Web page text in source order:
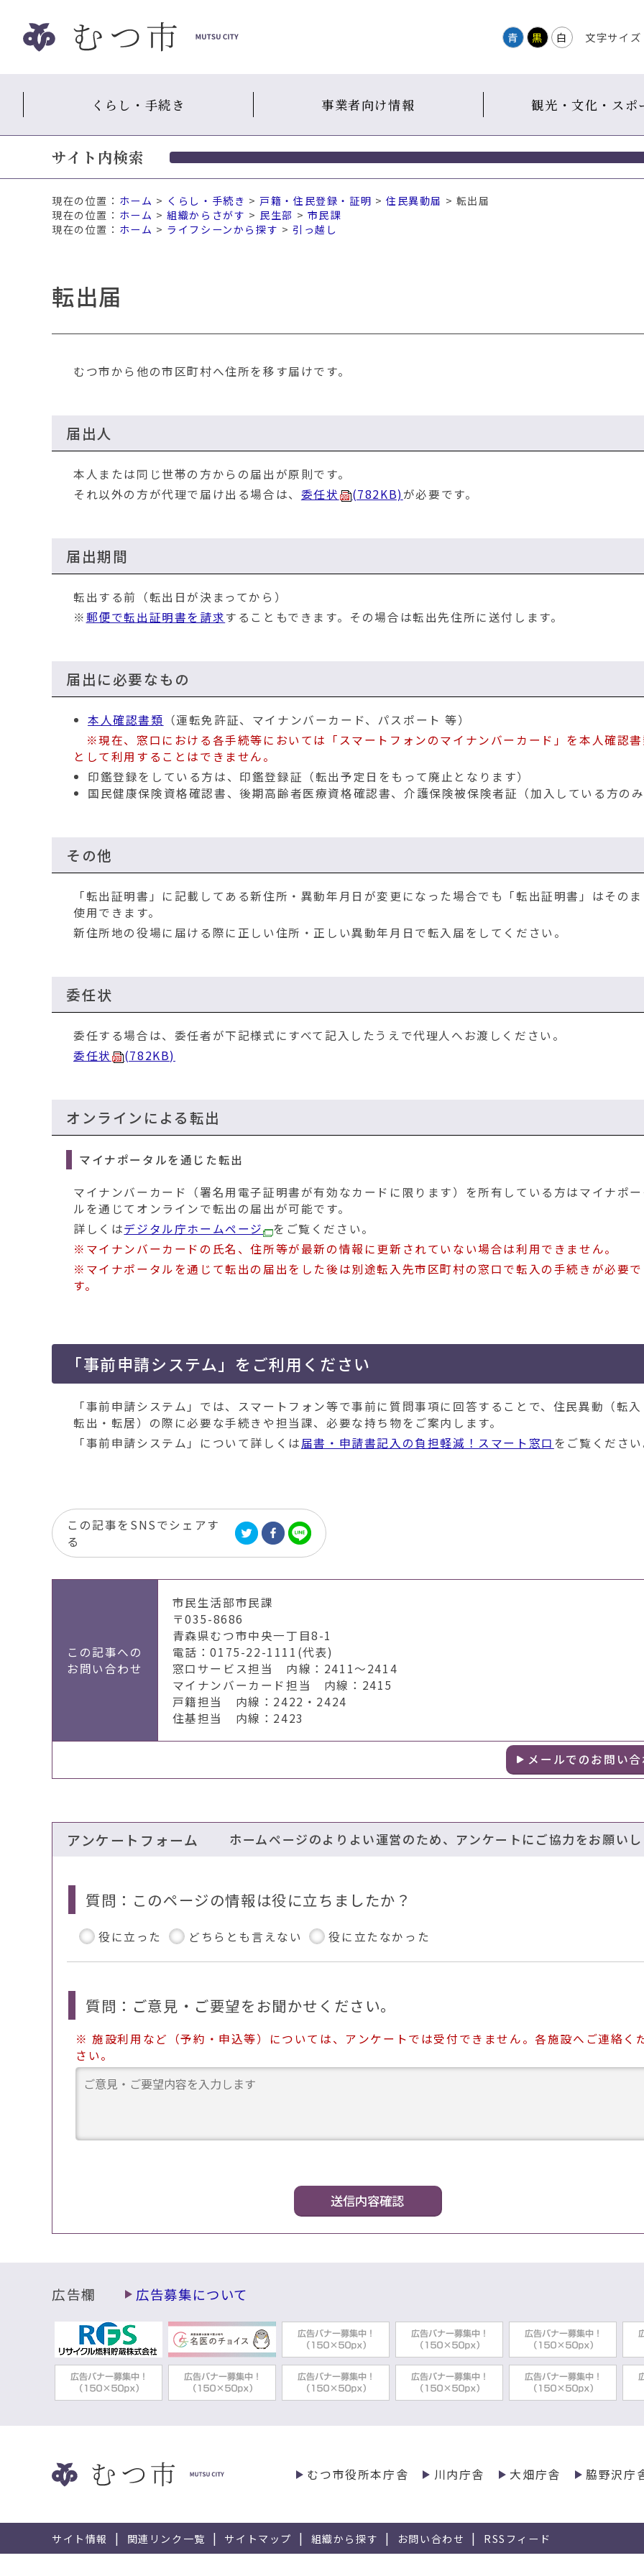
ッ
青 黒 白 文字サイズ
くらし・手続き 事業者向け情報 観光・文化・スポ
サイト内検索
現在の位置： ホーム > くらし・手続き > 戸籍・住民登録・証明 >住民異動届 > 転出届
ホーム >組織からさがす > 民生部 > 市民課
ホーム > ライフシーンから探す > 引っ越し
転出届
むつ市から他の市区町村へ住所を移す届けです。
届出人
本人または同じ世帯の方からの届出が原則です。
それ以外の方が代理で届け出る場合は、 委任状 (782KB)が必要です。
届出期間
転出する前（転出日が決まってから）
※郵便で転出証明書を請求することもできます。その場合は転出先住所に送付します。
届出に必要なもの
本人確認書類 （運転免許証、マイナンバーカード、パスポート 等）
※現在、窓口における各手続等においては「スマートフォンのマイナンバーカード」を本人確認
として利用することはできません。
印鑑登録をしている方は、印鑑登録証（転出予定日をもって廃止となります）
国民健康保険資格確認書、後期高齢者医療資格確認書、介護保険被保険者証（加入している方の
その他
「転出証明書」に記載してある新住所・異動年月日が変更になった場合でも「転出証明書」はその
使用できます。
新住所地の役場に届ける際に正しい住所・正しい異動年月日で転入届をしてください。
委任状
委任する場合は、委任者が下記様式にすべて記入したうえで代理人へお渡しください。
委任状
(782KB)
オンラインによる転出
マイナポータルを通じた転出
マイナンバーカード（署名用電子証明書が有効なカードに限ります）を所有している方はマイナポ
ルを通じてオンラインで転出の届出が可能です。
詳しくはデジタル庁ホームページ
をご覧ください。
※マイナンバーカードの氏名、住所等が最新の情報に更新されていない場合は利用できません。
※マイナポータルを通じて転出の届出をした後は別途転入先市区町村の窓口で転入の手続きが必要で
す。
「事前申請システム」をご利用ください
「事前申請システム」では、スマートフォン等で事前に質問事項に回答することで、住民異動（転
転出・転居）の際に必要な手続きや担当課、必要な持ち物をご案内します。
「事前申請システム」について詳しくは届書・申請書記入の負担軽減！スマート窓口 をご覧くださ
この記事をSNSでシェアす
る
この記事への
お問い合わせ
市民生活部市民課
〒035-8686
青森県むつ市中央一丁目8-1
電話：0175-22-1111(代表)
窓口サービス担当 内線：2411～2414
マイナンバーカード担当 内線：2415
戸籍担当 内線：2422・2424
住基担当 内線：2423
メールでのお問い
アンケートフォーム ホームページのよりよい運営のため、アンケートにご協力をお願い
質問：このページの情報は役に立ちましたか？
役に立った どちらとも言えない 役に立たなかった
質問：ご意見・ご要望をお聞かせください。
※ 施設利用など（予約・申込等）については、アンケートでは受付できません。各施設へご連絡く
さい。
広告欄 広告募集について
むつ市役所本庁舎 川内庁舎 大畑庁舎 脇野沢庁
サイト情報 関連リンク一覧 サイトマップ 組織から探す お問い合わせ RSSフィード